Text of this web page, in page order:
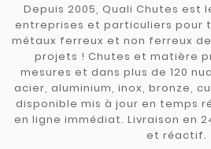
Depuis 2005, Quali Chutes est
entreprises et particuliers pour
métaux ferreux et non ferreux
projets ! Chutes et matière
mesures et dans plus de 120
acier, aluminium, inox, bronze,
disponible mis à jour en temps
en ligne immédiat. Livraison en
et réactif.